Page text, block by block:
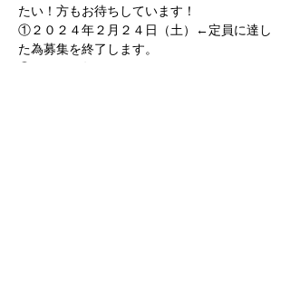
たい！方もお待ちしています！
①２０２４年２月２４日（土）←定員に達し
た為募集を終了します。